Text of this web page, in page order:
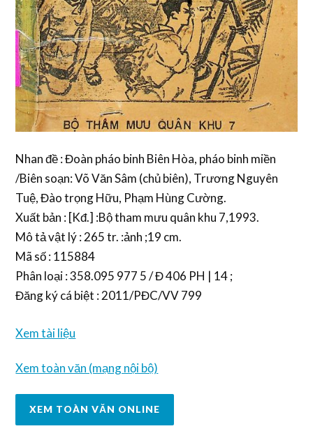
Nhan đề : Đoàn pháo binh Biên Hòa, pháo binh miền
/Biên soạn: Võ Văn Sâm (chủ biên), Trương Nguyên
Tuệ, Đào trọng Hữu, Phạm Hùng Cường.
Xuất bản : [Kđ.] :Bộ tham mưu quân khu 7,1993.
Mô tả vật lý : 265 tr. :ảnh ;19 cm.
Mã số : 115884
Phân loại : 358.095 977 5 / Đ 406 PH | 14 ;
Đăng ký cá biệt : 2011/PĐC/VV 799
Xem tài liệu
Xem toàn văn (mạng nội bộ)
XEM TOÀN VĂN ONLINE